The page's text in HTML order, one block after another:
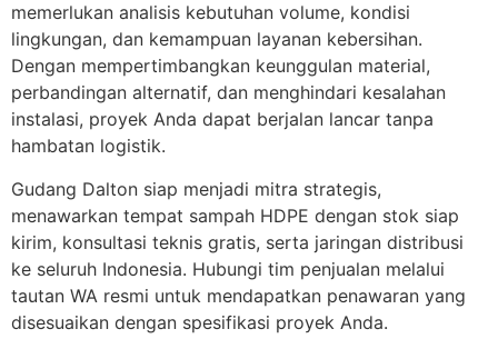
memerlukan analisis kebutuhan volume, kondisi
lingkungan, dan kemampuan layanan kebersihan.
Dengan mempertimbangkan keunggulan material,
perbandingan alternatif, dan menghindari kesalahan
instalasi, proyek Anda dapat berjalan lancar tanpa
hambatan logistik.
Gudang Dalton siap menjadi mitra strategis,
menawarkan tempat sampah HDPE dengan stok siap
kirim, konsultasi teknis gratis, serta jaringan distribusi
ke seluruh Indonesia. Hubungi tim penjualan melalui
tautan WA resmi untuk mendapatkan penawaran yang
disesuaikan dengan spesifikasi proyek Anda.